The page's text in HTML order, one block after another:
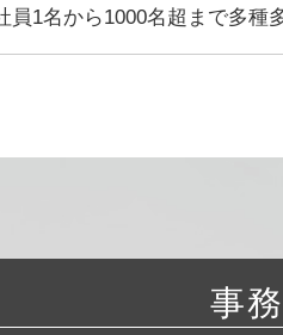
1名から1000名超まで多種
事